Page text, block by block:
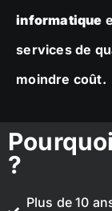
informatique
services de
moindre coût.
?
Plus de 10